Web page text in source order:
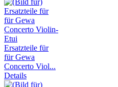
Ersatzteile für
für Gewa
Concerto Viol...
Details